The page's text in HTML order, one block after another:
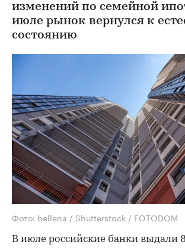
изменений по семейной
июле рынок вернулся к
состоянию
Фото: bellena / Shutterstock / FOTODOM
В июле российские банки выдали